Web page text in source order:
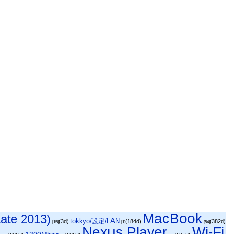
2013) [15](3d)tokkyo/設定/LAN [1](184d) MacBook [54](382d)